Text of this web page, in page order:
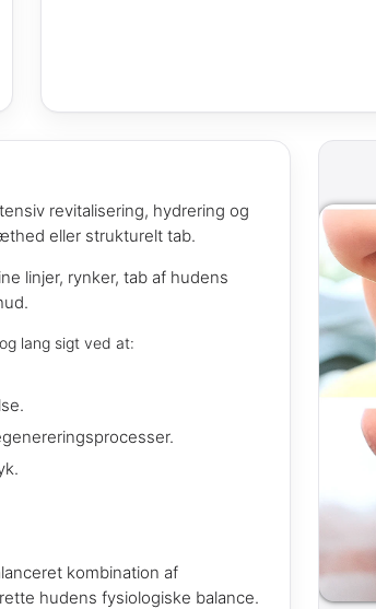
revitalisering, hydrering og
eller strukturelt tab.
linjer, rynker, tab af hudens
lang sigt ved at:
kombination af
hudens fysiologiske balance.